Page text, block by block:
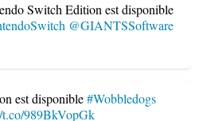
Switch Edition est disponible
@GIANTSSoftware
est disponible#Wobbledogs
t.co/989BkVopGk